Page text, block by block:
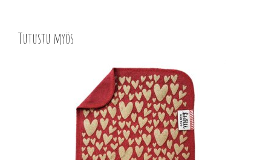
Tutustu myös